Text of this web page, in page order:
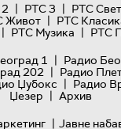
| РТС 3 | РТС Свет
Живот | РТС
| РТС Музика | РТС
1 | Радио
202 | Радио
Џубокс | Радио
Џезер | Архив
| Јавне